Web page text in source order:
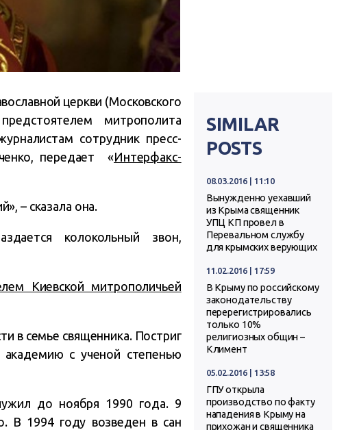
церкви (Московского
митрополита
сотрудник пресс-
передает «Интерфакс-
– сказала она.
колокольный звон,
Киевской митрополичьей
в семье священника. Постриг
с ученой степенью
до ноября 1990 года. 9
В 1994 году возведен в сан
SIMILAR
POSTS
08.03.2016 | 11:10
Вынужденно уехавший
из Крыма священник
УПЦ КП провел в
Перевальном службу
для крымских верующих
11.02.2016 | 17:59
В Крыму по российскому
законодательству
перерегистрировались
только 10%
религиозных общин –
Климент
05.02.2016 | 13:58
ГПУ открыла
производство по факту
нападения в Крыму на
прихожан и священника